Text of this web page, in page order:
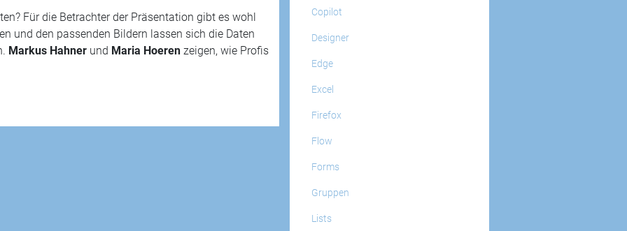
Für die Betrachter der Präsentation gibt es wohl
und den passenden Bildern lassen sich die Daten
Markus Hahner und Maria Hoeren zeigen, wie Profis
Copilot
Designer
Edge
Excel
Firefox
Flow
Forms
Gruppen
Lists